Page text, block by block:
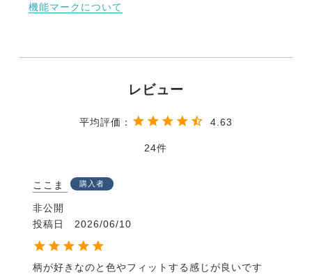
機能マークについて
4.63
24
ここま 購入者
非公開
投稿日
2026/06/10
柄が好きなのと色やフィットする感じが良いです